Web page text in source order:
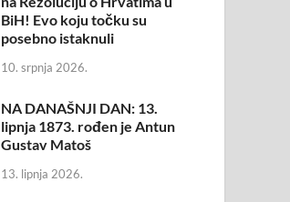
BiH! Evo koju točku su
posebno istaknuli
10. srpnja 2026.
NA DANAŠNJI DAN: 13.
lipnja 1873. rođen je Antun
Gustav Matoš
13. lipnja 2026.